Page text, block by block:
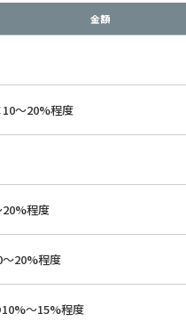
金額
〜20%程度
程度
20%程度
〜15%程度